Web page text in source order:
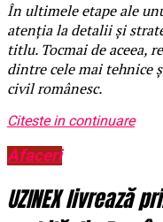
În ultimele etape ale
atenția la detalii și
titlu. Tocmai de aceea,
dintre cele mai tehnice
civil românesc.
Citeste in continuare
Afaceri
UZINEX livrează